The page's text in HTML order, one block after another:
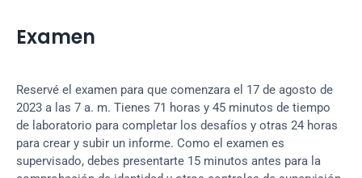
Examen
Reservé el examen para que comenzara el 17 de agosto de
2023 a las 7 a. m. Tienes 71 horas y 45 minutos de tiempo
de laboratorio para completar los desafíos y otras 24 horas
para crear y subir un informe. Como el examen es
supervisado, debes presentarte 15 minutos antes para la